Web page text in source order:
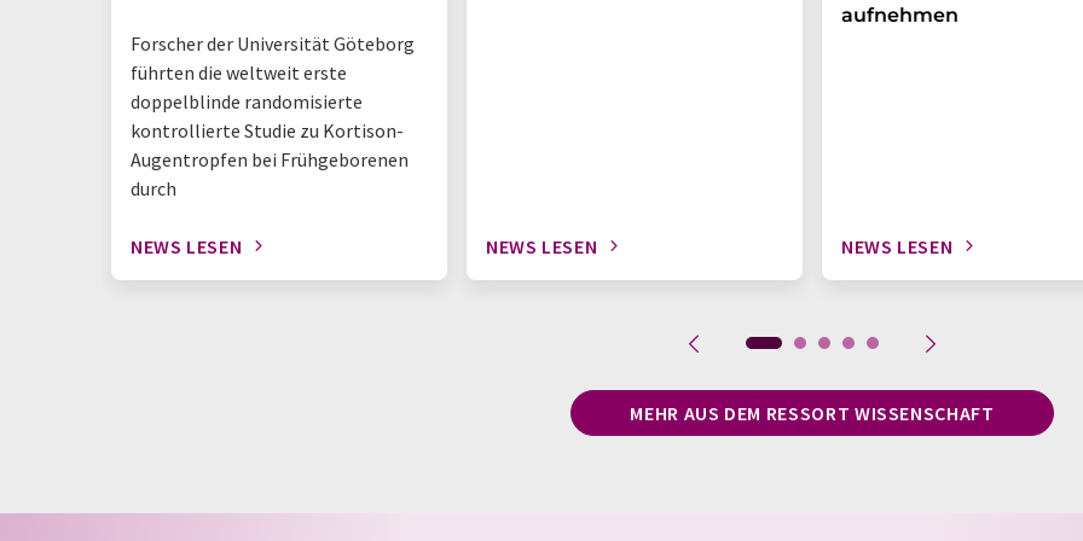
Forscher der Universität Göteborg
führten die weltweit erste
doppelblinde randomisierte
kontrollierte Studie zu Kortison-
Augentropfen bei Frühgeborenen
durch
NEWS LESEN NEWS LESEN
aufnehmen
NEWS LESEN
MEHR AUS DEM RESSORT WISSENSCHAFT